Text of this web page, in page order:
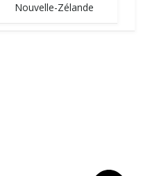
Nouvelle-Zélande